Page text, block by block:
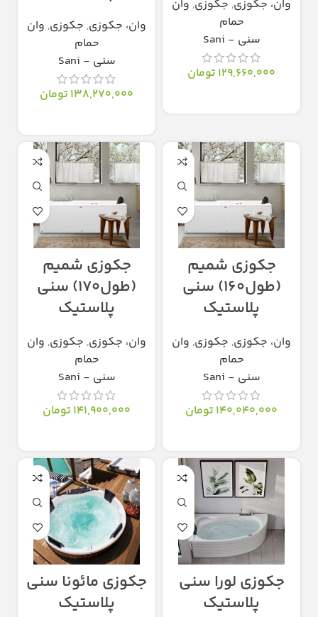
وان، جکوزی, جکوزی, وان
حمام
سنی - Sani
129,660,000 تومان
وان، جکوزی, جکوزی, وان
حمام
سنی - Sani
138,270,000 تومان
جکوزی شمیم
(طول۱۶۰) سنی
پلاستیک
وان، جکوزی, جکوزی, وان
حمام
سنی - Sani
140,040,000 تومان
جکوزی شمیم
(طول۱۷۰) سنی
پلاستیک
وان، جکوزی, جکوزی, وان
حمام
سنی - Sani
141,900,000 تومان
جکوزی لورا سنی
پلاستیک
جکوزی مائونا سنی
پلاستیک